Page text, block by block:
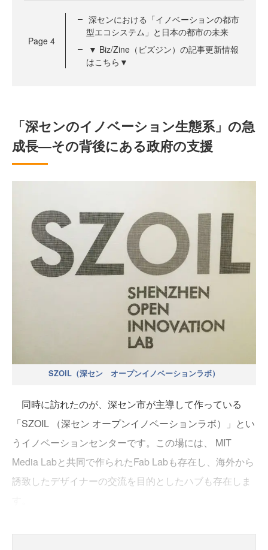
Page 4
深センにおける「イノベーションの都市
型エコシステム」と日本の都市の未来
▼ Biz/Zine（ビズジン）の記事更新情報
はこちら▼
「深センのイノベーション生態系」の急
成長―その背後にある政府の支援
SZOIL（深セン オープンイノベーションラボ）
同時に訪れたのが、深セン市が主導して作っている
「SZOIL （深セン オープンイノベーションラボ）」とい
うイノベーションセンターです。この場には、 MIT
Media Labと共同で作られたFab Labも存在し、海外から
誘致したデザイナーの交流を目的としたハブも存在しま